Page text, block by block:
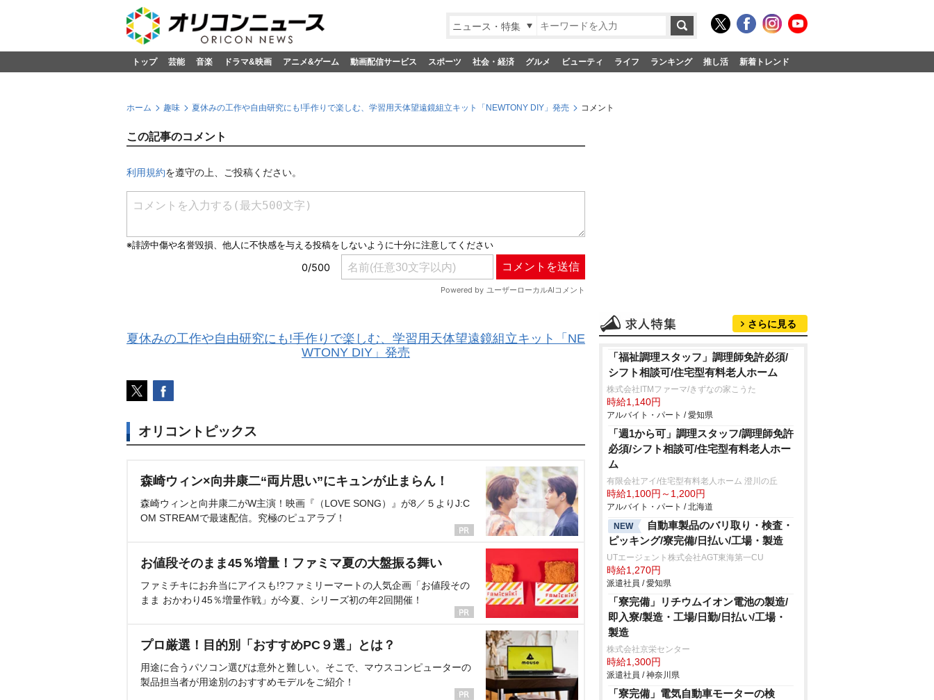
ニュース・特集
トップ 芸能 音楽 ドラマ&映画 アニメ&ゲーム 動画配信サービス スポーツ 社会・経済 グルメ ビューティ ライフ ランキング 推し活 新着トレンド
ホーム 趣味 夏休みの工作や自由研究にも!手作りで楽しむ、学習用天体望遠鏡組立キット「NEWTONY DIY」発売 コメント
この記事のコメント
利用規約を遵守の上、ご投稿ください。
夏休みの工作や自由研究にも!手作りで楽しむ、学習用天体望遠鏡組立キット「NE
WTONY DIY」発売
オリコントピックス
森崎ウィン×向井康二“両片思い”にキュンが止まらん！
森崎ウィンと向井康二がW主演！映画『（LOVE SONG）』が8／５よりJ:C
OM STREAMで最速配信。究極のピュアラブ！
お値段そのまま45％増量！ファミマ夏の大盤振る舞い
ファミチキにお弁当にアイスも!?ファミリーマートの人気企画「お値段その
まま おかわり45％増量作戦」が今夏、シリーズ初の年2回開催！
プロ厳選！目的別「おすすめPC９選」とは？
用途に合うパソコン選びは意外と難しい。そこで、マウスコンピューターの
製品担当者が用途別のおすすめモデルをご紹介！
さらに見る
「福祉調理スタッフ」調理師免許必須/
シフト相談可/住宅型有料老人ホーム
株式会社ITMファーマ/きずなの家こうた
時給1,140円
アルバイト・パート / 愛知県
「週1から可」調理スタッフ/調理師免許
必須/シフト相談可/住宅型有料老人ホー
ム
有限会社アイ/住宅型有料老人ホーム 澄川の丘
時給1,100円～1,200円
アルバイト・パート / 北海道
NEW
自動車製品のバリ取り・検査・
ピッキング/寮完備/日払い/工場・製造
UTエージェント株式会社AGT東海第一CU
時給1,270円
派遣社員 / 愛知県
「寮完備」リチウムイオン電池の製造/
即入寮/製造・工場/日勤/日払い/工場・
製造
株式会社京栄センター
時給1,300円
派遣社員 / 神奈川県
「寮完備」電気自動車モーターの検